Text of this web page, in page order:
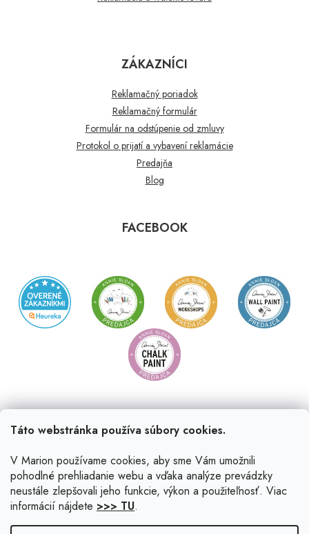
Táto webstránka používa súbory cookies.
V Marion používame cookies, aby sme Vám umožnili
pohodlné prehliadanie webu a vďaka analýze prevádzky
neustále zlepšovali jeho funkcie, výkon a použiteľnosť. Viac
informácií nájdete >>> TU.
ZÁKAZNÍCI
Reklamačný poriadok
Reklamačný formulár
Formulár na odstúpenie od zmluvy
Protokol o prijatí a vybavení reklamácie
Predajňa
Blog
FACEBOOK
Vytvoril Shoptet|Upravil Balkys